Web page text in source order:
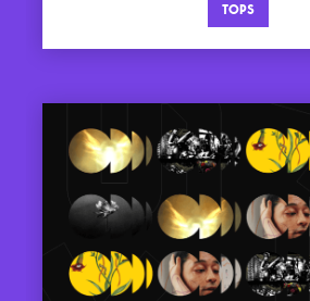
TOPS